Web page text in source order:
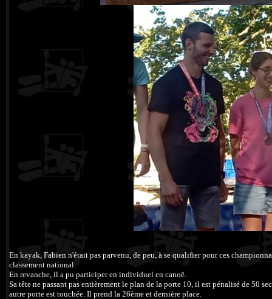
En kayak, Fabien n'était pas parvenu, de peu, à se qualifier pour ces
classement national.
En revanche, il a pu participer en individuel en canoë.
Sa tête ne passant pas entièrement le plan de la porte 10, il est pénalisé de 50
autre porte est touchée. Il prend la 26ème et dernière place.